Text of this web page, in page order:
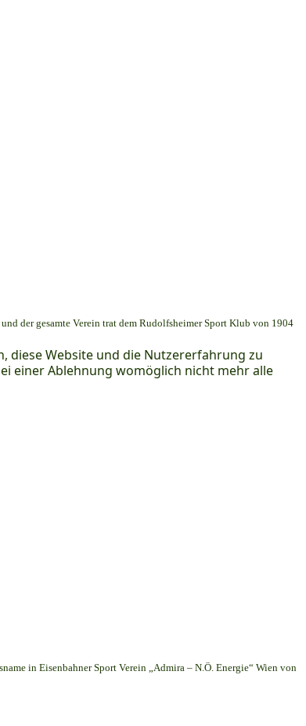
diese Website und die Nutzererfahrung zu
einer Ablehnung womöglich nicht mehr alle
der gesamte Verein trat dem Rudolfsheimer Sport Klub von 1904
in Eisenbahner Sport Verein „Admira – N.Ö. Energie“ Wien von